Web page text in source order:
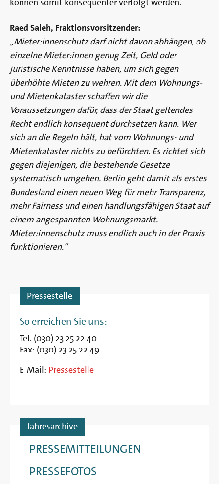
Raed Saleh, Fraktionsvorsitzender:
„Mieter:innenschutz darf nicht davon abhängen, ob
einzelne Mieter:innen genug Zeit, Geld oder
juristische Kenntnisse haben, um sich gegen
überhöhte Mieten zu wehren. Mit dem Wohnungs-
und Mietenkataster schaffen wir die
Voraussetzungen dafür, dass der Staat geltendes
Recht endlich konsequent durchsetzen kann. Wer
sich an die Regeln hält, hat vom Wohnungs- und
Mietenkataster nichts zu befürchten. Es richtet sich
gegen diejenigen, die bestehende Gesetze
systematisch umgehen. Berlin geht damit als erstes
Bundesland einen neuen Weg für mehr Transparenz,
mehr Fairness und einen handlungsfähigen Staat auf
einem angespannten Wohnungsmarkt.
Mieter:innenschutz muss endlich auch in der Praxis
funktionieren.“
Pressestelle
So erreichen Sie uns:
Tel. (030) 23 25 22 40
Fax: (030) 23 25 22 49
E-Mail: Pressestelle
Jahresarchive
PRESSEMITTEILUNGEN
PRESSEFOTOS